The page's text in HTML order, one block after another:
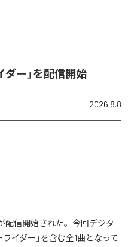
ダー」を配信開始
2026.8.8
配信開始された。今回デジタ
イダー」を含む全1曲となって